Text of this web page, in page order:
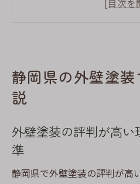
口コミからわかる外壁
評判と口コミが一
外壁塗装の満足度
静岡県の外壁塗
説
外壁塗装の評判が高
準
静岡県で外壁塗装の評判が高